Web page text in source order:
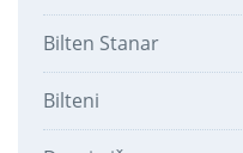
Bilten Stanar
Bilteni